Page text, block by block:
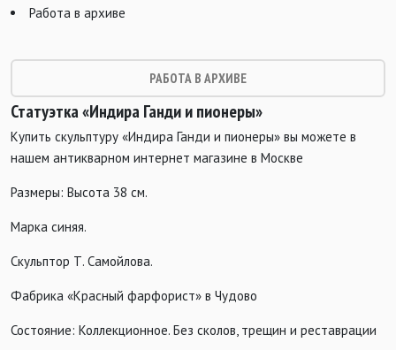
Работа в архиве
РАБОТА В АРХИВЕ
Статуэтка «Индира Ганди и пионеры»
Купить скульптуру «Индира Ганди и пионеры» вы можете в
нашем антикварном интернет магазине в Москве
Размеры: Высота 38 см.
Марка синяя.
Скульптор Т. Самойлова.
Фабрика «Красный фарфорист» в Чудово
Состояние: Коллекционное. Без сколов, трещин и реставрации